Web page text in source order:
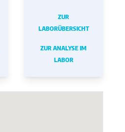
ZUR
LABORÜBERSICHT
ZUR ANALYSE IM
LABOR